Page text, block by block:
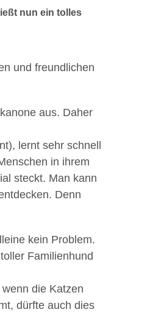
nun ein tolles
und freundlichen
aus. Daher
lernt sehr schnell
in ihrem
steckt. Man kann
Denn
kein Problem.
Familienhund
die Katzen
dürfte auch dies